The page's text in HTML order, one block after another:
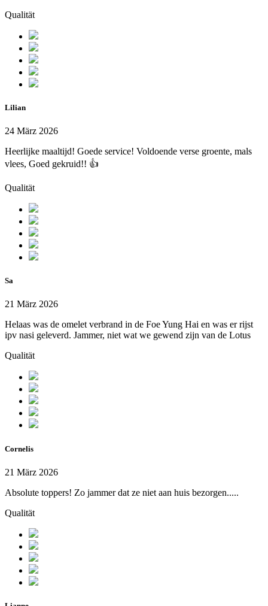
Qualität
Lilian
24 März 2026
Heerlijke maaltijd! Goede service! Voldoende verse groente, mals
vlees, Goed gekruid!! 👍
Qualität
Sa
21 März 2026
Helaas was de omelet verbrand in de Foe Yung Hai en was er rijst
ipv nasi geleverd. Jammer, niet wat we gewend zijn van de Lotus
Qualität
Cornelis
21 März 2026
Absolute toppers! Zo jammer dat ze niet aan huis bezorgen.....
Qualität